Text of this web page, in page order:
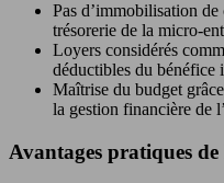
Pas d’immobilisation
trésorerie de la micro-
Loyers considérés
déductibles du bénéfice
Maîtrise du budget
la gestion financière de
Avantages pratiques